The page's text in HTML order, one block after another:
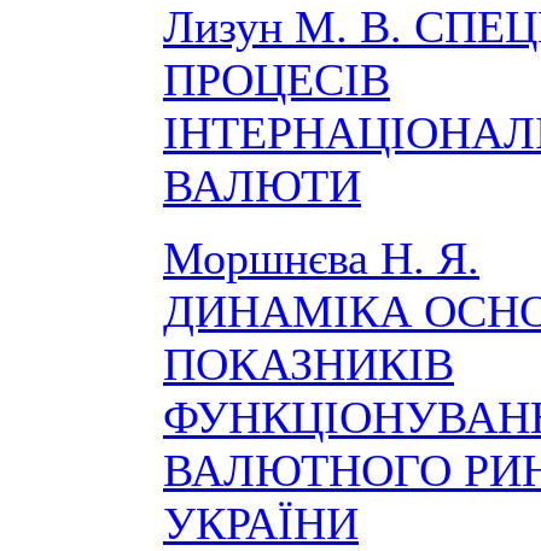
Лизун М. В.
ПРОЦЕСІВ
ВАЛЮТИ
Моршнєва Н. Я.
ДИНАМІКА
ПОКАЗНИКІВ
ВАЛЮТНОГО
УКРАЇНИ